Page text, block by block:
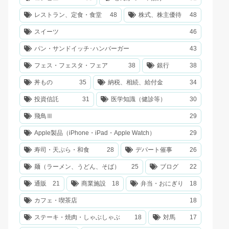
レストラン、定食・食堂 48 株式、株主優待 48
スイーツ 46
パン・サンドイッチ･ハンバーガー 43
フェス・フェスタ・フェア 38 銀行 38
丼もの 35 納税、相続、給付金 34
投資信託 31 医学知識（健診等） 30
飛鳥Ⅲ 29
Apple製品（iPhone・iPad・Apple Watch） 29
寿司・天ぷら・和食 28 デパート催事 26
麺（ラーメン、うどん、そば） 25 ブログ 22
通販 21 商業施設 18 弁当・おにぎり 18
カフェ・喫茶店 18
ステーキ・焼肉・しゃぶしゃぶ 18 対馬 17